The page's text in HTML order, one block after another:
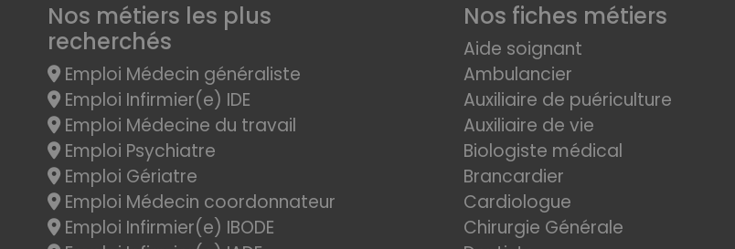
Nos métiers les plus
recherchés
Emploi Médecin généraliste
Emploi Infirmier(e) IDE
Emploi Médecine du travail
Emploi Psychiatre
Emploi Gériatre
Emploi Médecin coordonnateur
Emploi Infirmier(e) IBODE
Nos fiches métiers
Aide soignant
Ambulancier
Auxiliaire de puériculture
Auxiliaire de vie
Biologiste médical
Brancardier
Cardiologue
Chirurgie Générale